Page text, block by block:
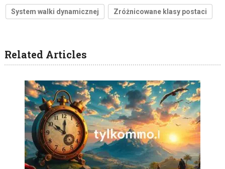
System walki dynamicznej Zróżnicowane klasy postaci
Related Articles